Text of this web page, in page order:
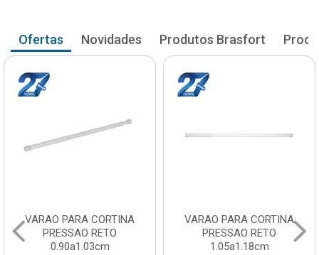
Ofertas Novidades Produtos Brasfort
VARAO PARA CORTINA
PRESSAO RETO
0.90a1.03cm
VARAO PARA CORTINA
PRESSAO RETO
1.05a1.18cm